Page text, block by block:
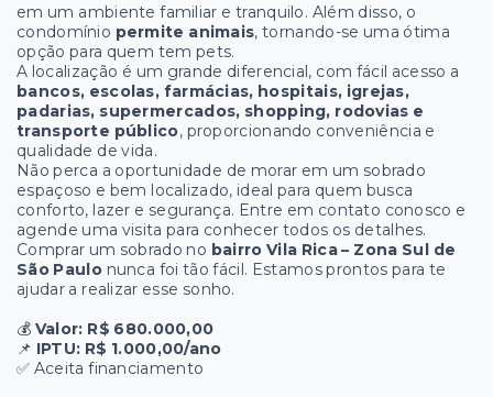
em um ambiente familiar e tranquilo. Além disso, o
condomínio permite animais, tornando-se uma ótima
opção para quem tem pets.
A localização é um grande diferencial, com fácil acesso a
bancos, escolas, farmácias, hospitais, igrejas,
padarias, supermercados, shopping, rodovias e
transporte público, proporcionando conveniência e
qualidade de vida.
Não perca a oportunidade de morar em um sobrado
espaçoso e bem localizado, ideal para quem busca
conforto, lazer e segurança. Entre em contato conosco e
agende uma visita para conhecer todos os detalhes.
Comprar um sobrado no bairro Vila Rica – Zona Sul de
São Paulonunca foi tão fácil. Estamos prontos para te
ajudar a realizar esse sonho.
💰 Valor: R$ 680.000,00
📌 IPTU: R$ 1.000,00/ano
✅ Aceita financiamento